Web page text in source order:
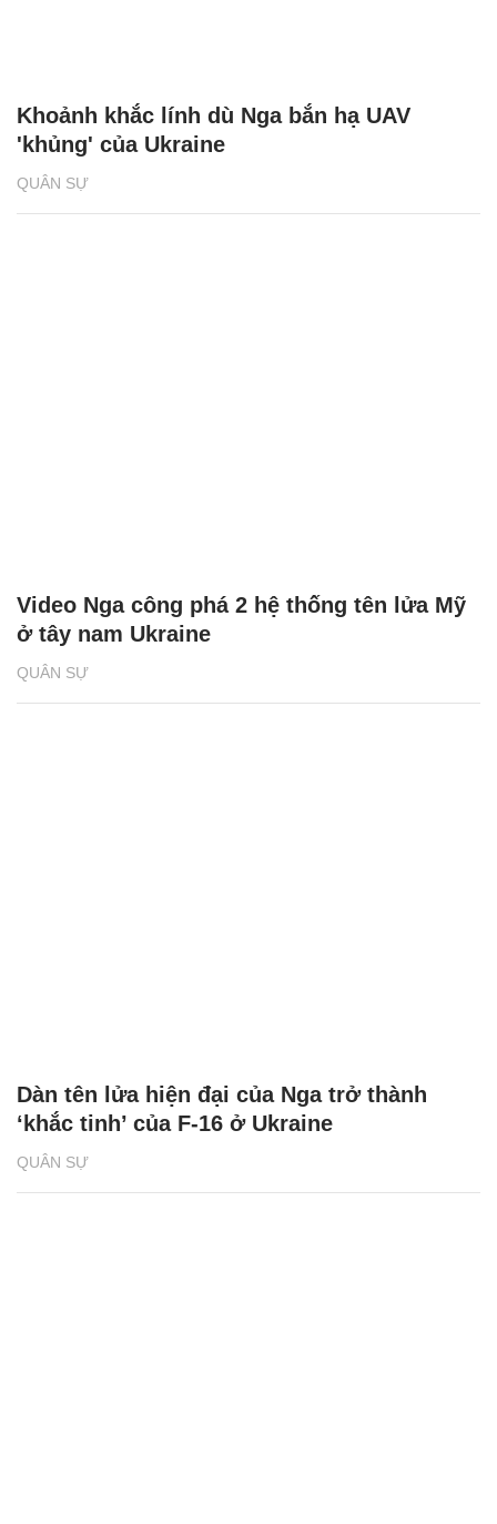
QUÂN SỰ
Khoảnh khắc lính dù Nga bắn hạ UAV
'khủng' của Ukraine
QUÂN SỰ
Video Nga công phá 2 hệ thống tên lửa Mỹ
ở tây nam Ukraine
QUÂN SỰ
Dàn tên lửa hiện đại của Nga trở thành
‘khắc tinh’ của F-16 ở Ukraine